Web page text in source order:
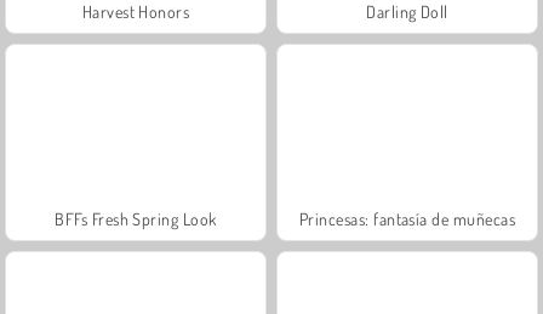
Harvest Honors Darling Doll
BFFs Fresh Spring Look Princesas: fantasía de muñecas